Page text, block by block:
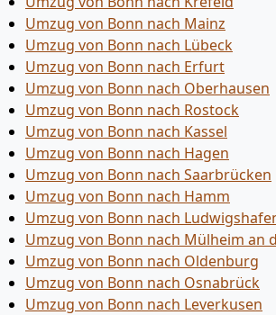
Umzug von Bonn nach Mainz
Umzug von Bonn nach Lübeck
Umzug von Bonn nach Erfurt
Umzug von Bonn nach Oberhausen
Umzug von Bonn nach Rostock
Umzug von Bonn nach Kassel
Umzug von Bonn nach Hagen
Umzug von Bonn nach Saarbrücken
Umzug von Bonn nach Hamm
Umzug von Bonn nach
Umzug von Bonn nach Mülheim an
Umzug von Bonn nach Oldenburg
Umzug von Bonn nach Osnabrück
Umzug von Bonn nach Leverkusen